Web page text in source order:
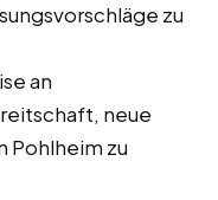
zu
an
neue
Pohlheim zu